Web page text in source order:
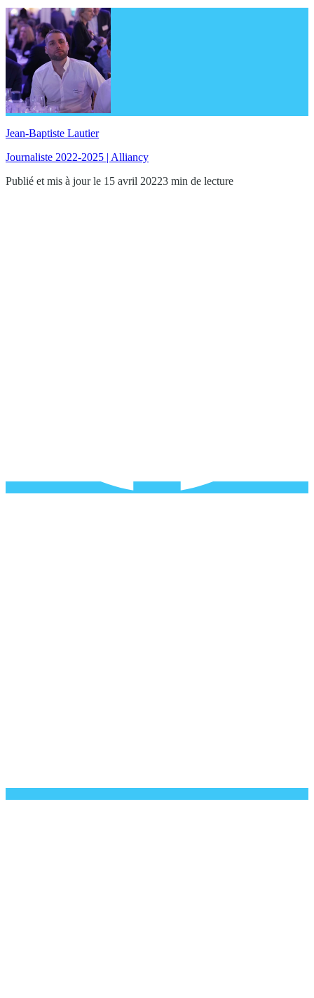
Jean-Baptiste Lautier
Journaliste 2022-2025 | Alliancy
Publié et mis à jour le 15 avril 20223 min de lecture